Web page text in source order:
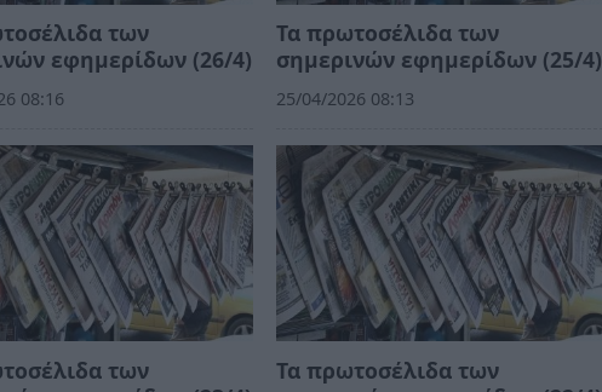
των
εφημερίδων (26/4)
08:16
Τα πρωτοσέλιδα των
σημερινών εφημερίδων (25/4)
25/04/2026 08:13
των
Τα πρωτοσέλιδα των